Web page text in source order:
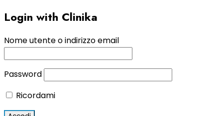
Login with Clinika
Nome utente o indirizzo email
Password
Ricordami